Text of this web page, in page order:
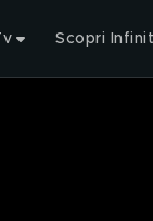
Scopri